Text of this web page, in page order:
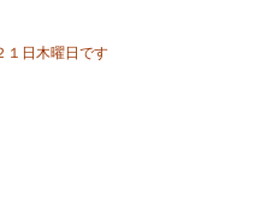
１日木曜日です